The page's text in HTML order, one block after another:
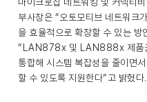
부사장은 “오토모티브 네트워크
을 효율적으로 확장할 수 있는 방
“LAN878x 및 LAN888x 제품
통합해 시스템 복잡성을 줄이면
할 수 있도록 지원한다”고 밝혔다.